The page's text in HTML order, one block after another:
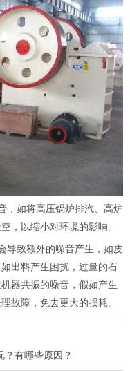
，如将高压锅炉排汽、高炉
，以缩小对环境的影响。
导致额外的噪音产生，如皮
出料产生困扰，过量的石
器共振的噪音，假如产生
故障，免去更大的损耗。
？有哪些原因？